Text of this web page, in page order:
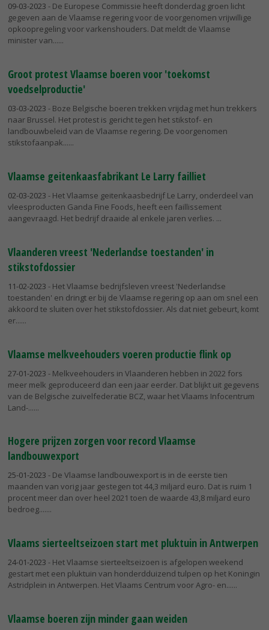
09-03-2023 - De Europese Commissie heeft donderdag groen licht
gegeven aan de Vlaamse regering voor de voorgenomen vrijwillige
opkoopregeling voor varkenshouders. Dat meldt de Vlaamse
minister van...
Groot protest Vlaamse boeren voor 'toekomst
voedselproductie'
03-03-2023 - Boze Belgische boeren trekken vrijdag met hun trekkers
naar Brussel. Het protest is gericht tegen het stikstof- en
landbouwbeleid van de Vlaamse regering. De voorgenomen
stikstofaanpak...
Vlaamse geitenkaasfabrikant Le Larry failliet
02-03-2023 - Het Vlaamse geitenkaasbedrijf Le Larry, onderdeel van
vleesproducten Ganda Fine Foods, heeft een faillissement
aangevraagd. Het bedrijf draaide al enkele jaren verlies.
Vlaanderen vreest 'Nederlandse toestanden' in
stikstofdossier
11-02-2023 - Het Vlaamse bedrijfsleven vreest 'Nederlandse
toestanden' en dringt er bij de Vlaamse regering op aan om snel een
akkoord te sluiten over het stikstofdossier. Als dat niet gebeurt, komt
er...
Vlaamse melkveehouders voeren productie flink op
27-01-2023 - Melkveehouders in Vlaanderen hebben in 2022 fors
meer melk geproduceerd dan een jaar eerder. Dat blijkt uit gegevens
van de Belgische zuivelfederatie BCZ, waar het Vlaams Infocentrum
Land-...
Hogere prijzen zorgen voor record Vlaamse
landbouwexport
25-01-2023 - De Vlaamse landbouwexport is in de eerste tien
maanden van vorig jaar gestegen tot 44,3 miljard euro. Dat is ruim 1
procent meer dan over heel 2021 toen de waarde 43,8 miljard euro
bedroeg....
Vlaams sierteeltseizoen start met pluktuin in Antwerpen
24-01-2023 - Het Vlaamse sierteeltseizoen is afgelopen weekend
gestart met een pluktuin van honderdduizend tulpen op het Koningin
Astridplein in Antwerpen. Het Vlaams Centrum voor Agro- en...
Vlaamse boeren zijn minder gaan weiden